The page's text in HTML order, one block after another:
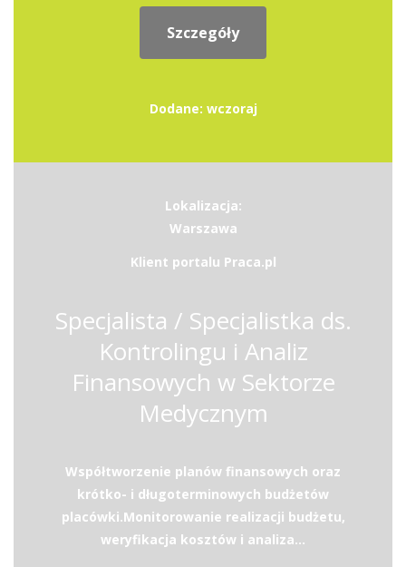
Szczegóły
Dodane: wczoraj
Lokalizacja:
Warszawa
Klient portalu Praca.pl
Specjalista / Specjalistka ds.
Kontrolingu i Analiz
Finansowych w Sektorze
Medycznym
Współtworzenie planów finansowych oraz
krótko- i długoterminowych budżetów
placówki.Monitorowanie realizacji budżetu,
weryfikacja kosztów i analiza...